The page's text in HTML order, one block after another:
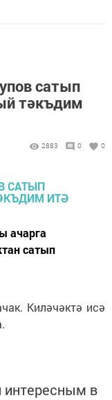
сатып
тәкъдим
2883 0 0
ачарга
сатып
Киләчәктә исә
в